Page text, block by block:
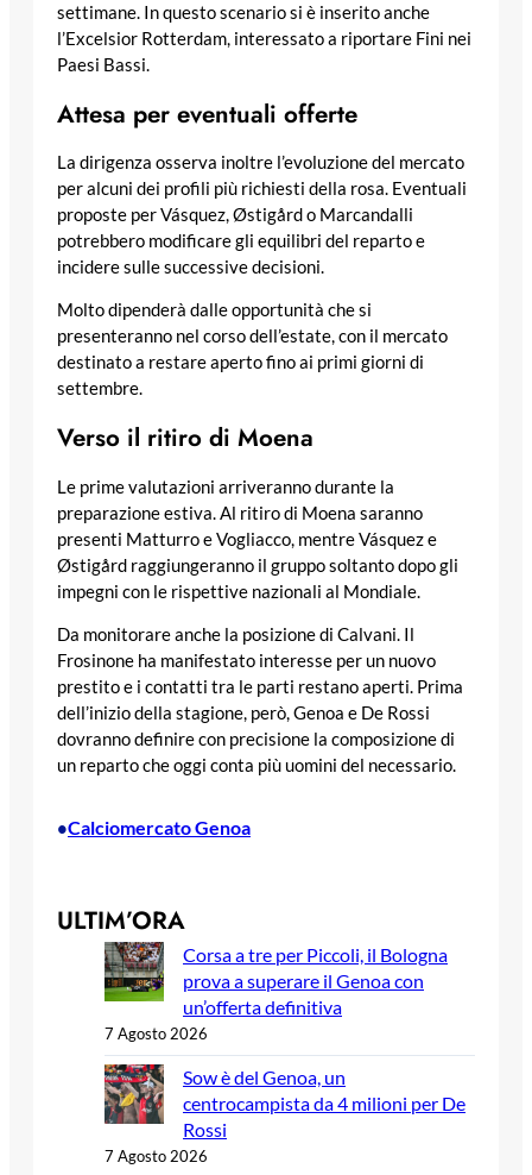
settimane. In questo scenario si è inserito anche
l’Excelsior Rotterdam, interessato a riportare Fini nei
Paesi Bassi.
Attesa per eventuali offerte
La dirigenza osserva inoltre l’evoluzione del mercato
per alcuni dei profili più richiesti della rosa. Eventuali
proposte per Vásquez, Østigård o Marcandalli
potrebbero modificare gli equilibri del reparto e
incidere sulle successive decisioni.
Molto dipenderà dalle opportunità che si
presenteranno nel corso dell’estate, con il mercato
destinato a restare aperto fino ai primi giorni di
settembre.
Verso il ritiro di Moena
Le prime valutazioni arriveranno durante la
preparazione estiva. Al ritiro di Moena saranno
presenti Matturro e Vogliacco, mentre Vásquez e
Østigård raggiungeranno il gruppo soltanto dopo gli
impegni con le rispettive nazionali al Mondiale.
Da monitorare anche la posizione di Calvani. Il
Frosinone ha manifestato interesse per un nuovo
prestito e i contatti tra le parti restano aperti. Prima
dell’inizio della stagione, però, Genoa e De Rossi
dovranno definire con precisione la composizione di
un reparto che oggi conta più uomini del necessario.
•Calciomercato Genoa
ULTIM’ORA
Corsa a tre per Piccoli, il Bologna
prova a superare il Genoa con
un’offerta definitiva
7 Agosto 2026
Sow è del Genoa, un
centrocampista da 4 milioni per De
Rossi
7 Agosto 2026